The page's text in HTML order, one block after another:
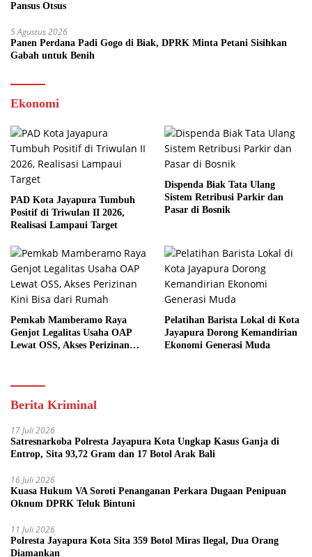
Pansus Otsus
5 Agustus 2026
Panen Perdana Padi Gogo di Biak, DPRK Minta Petani Sisihkan
Gabah untuk Benih
Ekonomi
PAD Kota Jayapura Tumbuh
Positif di Triwulan II 2026,
Realisasi Lampaui Target
Dispenda Biak Tata Ulang
Sistem Retribusi Parkir dan
Pasar di Bosnik
Pemkab Mamberamo Raya
Genjot Legalitas Usaha OAP
Lewat OSS, Akses Perizinan
Pelatihan Barista Lokal di Kota
Jayapura Dorong Kemandirian
Ekonomi Generasi Muda
Berita Kriminal
17 Juli 2026
Satresnarkoba Polresta Jayapura Kota Ungkap Kasus Ganja di
Entrop, Sita 93,72 Gram dan 17 Botol Arak Bali
16 Juli 2026
Kuasa Hukum VA Soroti Penanganan Perkara Dugaan Penipuan
Oknum DPRK Teluk Bintuni
11 Juli 2026
Polresta Jayapura Kota Sita 359 Botol Miras Ilegal, Dua Orang
Diamankan